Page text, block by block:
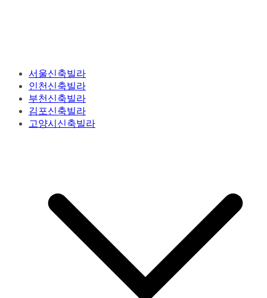
서울신축빌라
인천신축빌라
부천신축빌라
김포신축빌라
고양시신축빌라